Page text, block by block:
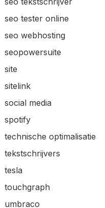
seo tester online
seo webhosting
seopowersuite
site
sitelink
social media
spotify
technische optimalisatie
tekstschrijvers
tesla
touchgraph
umbraco